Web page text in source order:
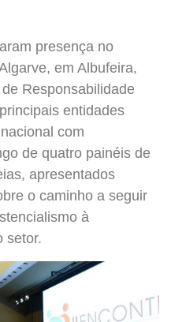
presença no
em Albufeira,
Responsabilidade
entidades
com
de quatro painéis de
apresentados
o caminho a seguir
à
setor.